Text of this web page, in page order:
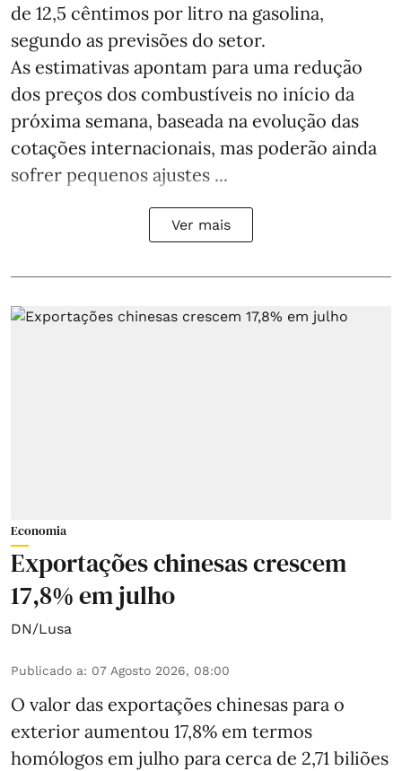
de 12,5 cêntimos por litro na gasolina,
segundo as previsões do setor.
As estimativas apontam para uma redução
dos preços dos combustíveis no início da
próxima semana, baseada na evolução das
cotações internacionais, mas poderão ainda
sofrer pequenos ajustes ...
Ver mais
Economia
Exportações chinesas crescem
17,8% em julho
DN/Lusa
Publicado a: 07 Agosto 2026, 08:00
O valor das exportações chinesas para o
exterior aumentou 17,8% em termos
homólogos em julho para cerca de 2,71 biliões